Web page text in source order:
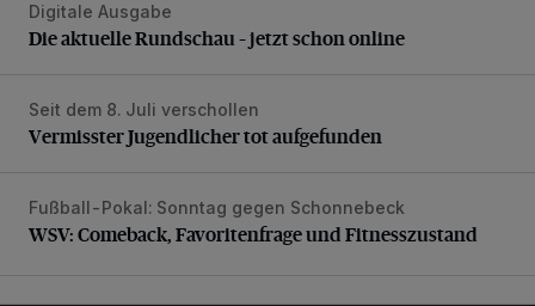
Die aktuelle Rundschau – jetzt schon online
Digitale Ausgabe
Die aktuelle Rundschau – jetzt schon online
Vermisster Jugendlicher tot aufgefunden
Seit dem 8. Juli verschollen
Vermisster Jugendlicher tot aufgefunden
WSV: Comeback, Favoritenfrage und Fitnesszustand
Fußball-Pokal: Sonntag gegen Schonnebeck
WSV: Comeback, Favoritenfrage und Fitnesszustand